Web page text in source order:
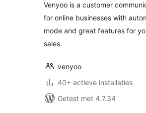
Venyoo is a customer
for online businesses with
mode and great features for
sales.
venyoo
40+ actieve installaties
Getest met 4.7.34